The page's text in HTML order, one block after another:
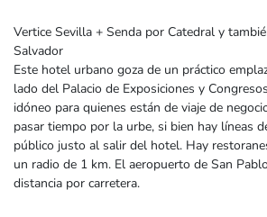
Vertice Sevilla + Senda por Catedral y
Salvador
Este hotel urbano goza de un práctico
lado del Palacio de Exposiciones y
idóneo para quienes están de viaje de
pasar tiempo por la urbe, si bien hay líneas
público justo al salir del hotel. Hay
un radio de 1 km. El aeropuerto de San
distancia por carretera.